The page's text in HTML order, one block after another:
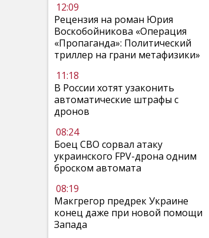
12:09
Рецензия на роман Юрия
Воскобойникова «Операция
«Пропаганда»: Политический
триллер на грани метафизики»
11:18
В России хотят узаконить
автоматические штрафы с
дронов
08:24
Боец СВО сорвал атаку
украинского FPV-дрона одним
броском автомата
08:19
Макгрегор предрек Украине
конец даже при новой помощи
Запада